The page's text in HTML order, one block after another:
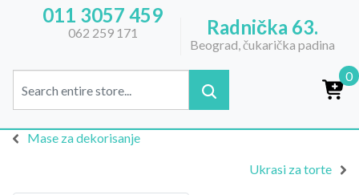
011 3057 459
062 259 171 Radnička 63.
Beograd, čukarička padina
0
Mase za dekorisanje
Ukrasi za torte